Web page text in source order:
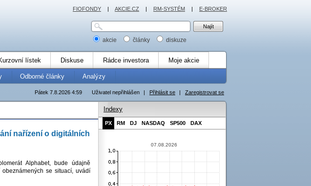
akcie články diskuze
lístek Diskuse Rádce investora Moje akcie
Odborné články Analýzy
Uživatel nepřihlášen | Přihlásit se | Zaregistrovat se
Pátek 7.8.2026 4:59
nařízení o digitálních
Alphabet, bude údajně
se situací, uvádí
Indexy
PX RM DJ NASDAQ SP500 DAX
07.08.2026
FIOFONDY | AKCIE.CZ | RM-SYSTÉM | E-BROKER